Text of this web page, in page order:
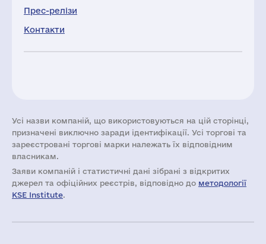
Прес-релізи
Контакти
Усі назви компаній, що використовуються на цій сторінці,
призначені виключно заради ідентифікації. Усі торгові та
зареєстровані торгові марки належать їх відповідним
власникам.
Заяви компаній i статистичні дані зібрані з відкритих
джерел та офіційних реєстрів, відповідно до методології
KSE Institute.